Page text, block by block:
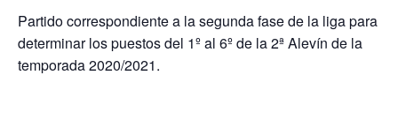
Partido correspondiente a la segunda fase de la liga para
determinar los puestos del 1º al 6º de la 2ª Alevín de la
temporada 2020/2021.